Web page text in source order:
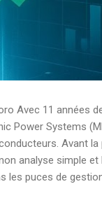
Avec 11 années
Power Systems
Avant
analyse simple et
les puces de